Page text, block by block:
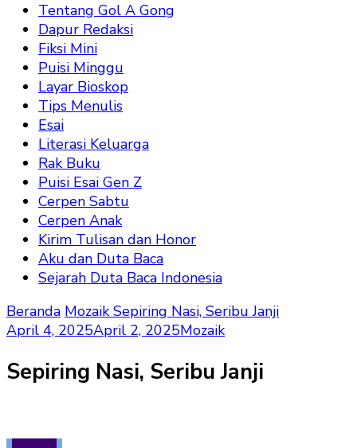
Tentang Gol A Gong
Dapur Redaksi
Fiksi Mini
Puisi Minggu
Layar Bioskop
Tips Menulis
Esai
Literasi Keluarga
Rak Buku
Puisi Esai Gen Z
Cerpen Sabtu
Cerpen Anak
Kirim Tulisan dan Honor
Aku dan Duta Baca
Sejarah Duta Baca Indonesia
Beranda MozaikSepiring Nasi, Seribu Janji
April 4, 2025April 2, 2025Mozaik
Sepiring Nasi, Seribu Janji